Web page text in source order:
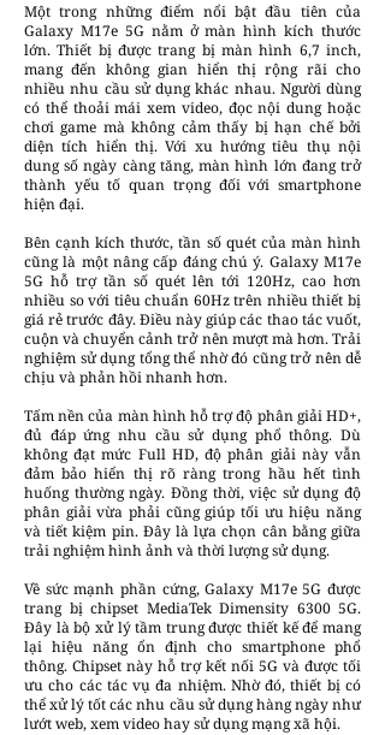
Một trong những điểm nổi bật đầu tiên của
Galaxy M17e 5G nằm ở màn hình kích thước
lớn. Thiết bị được trang bị màn hình 6,7 inch,
mang đến không gian hiển thị rộng rãi cho
nhiều nhu cầu sử dụng khác nhau. Người dùng
có thể thoải mái xem video, đọc nội dung hoặc
chơi game mà không cảm thấy bị hạn chế bởi
diện tích hiển thị. Với xu hướng tiêu thụ nội
dung số ngày càng tăng, màn hình lớn đang trở
thành yếu tố quan trọng đối với smartphone
hiện đại.
Bên cạnh kích thước, tần số quét của màn hình
cũng là một nâng cấp đáng chú ý. Galaxy M17e
5G hỗ trợ tần số quét lên tới 120Hz, cao hơn
nhiều so với tiêu chuẩn 60Hz trên nhiều thiết bị
giá rẻ trước đây. Điều này giúp các thao tác vuốt,
cuộn và chuyển cảnh trở nên mượt mà hơn. Trải
nghiệm sử dụng tổng thể nhờ đó cũng trở nên dễ
chịu và phản hồi nhanh hơn.
Tấm nền của màn hình hỗ trợ độ phân giải HD+,
đủ đáp ứng nhu cầu sử dụng phổ thông. Dù
không đạt mức Full HD, độ phân giải này vẫn
đảm bảo hiển thị rõ ràng trong hầu hết tình
huống thường ngày. Đồng thời, việc sử dụng độ
phân giải vừa phải cũng giúp tối ưu hiệu năng
và tiết kiệm pin. Đây là lựa chọn cân bằng giữa
trải nghiệm hình ảnh và thời lượng sử dụng.
Về sức mạnh phần cứng, Galaxy M17e 5G được
trang bị chipset MediaTek Dimensity 6300 5G.
Đây là bộ xử lý tầm trung được thiết kế để mang
lại hiệu năng ổn định cho smartphone phổ
thông. Chipset này hỗ trợ kết nối 5G và được tối
ưu cho các tác vụ đa nhiệm. Nhờ đó, thiết bị có
thể xử lý tốt các nhu cầu sử dụng hàng ngày như
lướt web, xem video hay sử dụng mạng xã hội.